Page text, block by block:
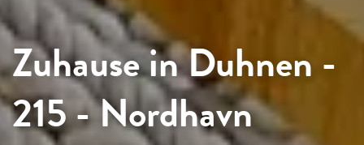
Zuhause in Duhnen -
215 - Nordhavn